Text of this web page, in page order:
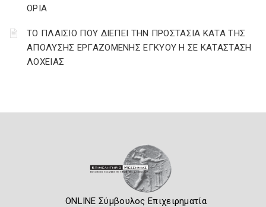
ΟΡΙΑ
ΤΟ ΠΛΑΙΣΙΟ ΠΟΥ ΔΙΕΠΕΙ ΤΗΝ ΠΡΟΣΤΑΣΙΑ ΚΑΤΑ ΤΗΣ
ΑΠΟΛΥΣΗΣ ΕΡΓΑΖΟΜΕΝΗΣ ΕΓΚΥΟΥ Η ΣΕ ΚΑΤΑΣΤΑΣΗ
ΛΟΧΕΙΑΣ
ONLINE Σύμβουλος Επιχειρηματία